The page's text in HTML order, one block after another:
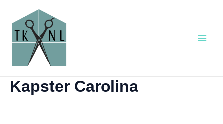
inhoud
Kapster Carolina
navigatie